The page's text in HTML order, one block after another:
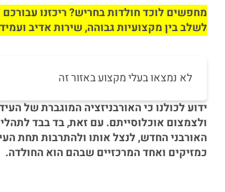
מחפשים לוכד חולדות בחריש? ריכזנו
לשלב בין מקצועיות גבוהה, שירות אדיב
לא נמצאו בעלי מקצוע באזור זה
ידוע לכולנו כי האורבניזציה המוגברת של
ולצמצום אוכלוסייתם. עם זאת, בד בבד
האורבני החדש, לנצל אותו ולהתרבות תחת
כמזיקים ואחד המרכזיים שבהם הוא החולדה.